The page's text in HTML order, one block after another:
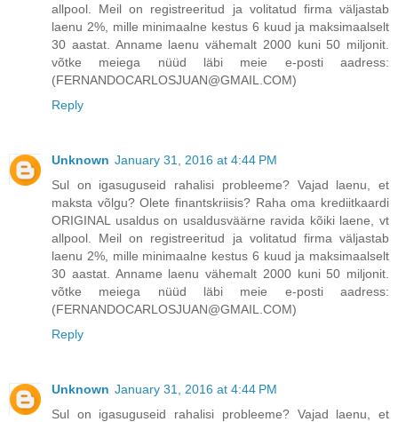
allpool. Meil on registreeritud ja volitatud firma väljastab
laenu 2%, mille minimaalne kestus 6 kuud ja maksimaalselt
30 aastat. Anname laenu vähemalt 2000 kuni 50 miljonit.
võtke meiega nüüd läbi meie e-posti aadress:
(FERNANDOCARLOSJUAN@GMAIL.COM)
Reply
Unknown January 31, 2016 at 4:44 PM
Sul on igasuguseid rahalisi probleeme? Vajad laenu, et
maksta võlgu? Olete finantskriisis? Raha oma krediitkaardi
ORIGINAL usaldus on usaldusväärne ravida kõiki laene, vt
allpool. Meil on registreeritud ja volitatud firma väljastab
laenu 2%, mille minimaalne kestus 6 kuud ja maksimaalselt
30 aastat. Anname laenu vähemalt 2000 kuni 50 miljonit.
võtke meiega nüüd läbi meie e-posti aadress:
(FERNANDOCARLOSJUAN@GMAIL.COM)
Reply
Unknown January 31, 2016 at 4:44 PM
Sul on igasuguseid rahalisi probleeme? Vajad laenu, et